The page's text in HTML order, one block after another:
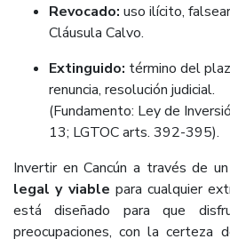
Revocado: uso ilícito,
Cláusula Calvo.
Extinguido: término del
renuncia, resolución judicial.
(Fundamento: Ley de
13; LGTOC arts. 392-395).
Invertir en Cancún a través de
legal y viable para cualquier
está diseñado para que
preocupaciones, con la certeza